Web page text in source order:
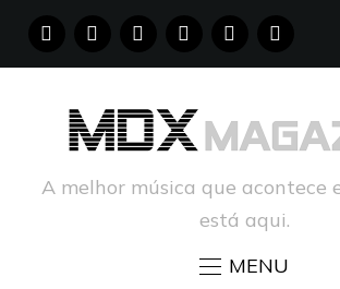
FACEBOOKINSTAGRAM
YOUTUBE PINTERESTTUMBLR
A melhor música que acontece
está aqui.
MENU